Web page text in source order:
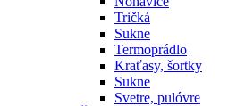
Tričká
Sukne
Termoprádlo
Kraťasy, šortky
Sukne
Svetre, pulóvre